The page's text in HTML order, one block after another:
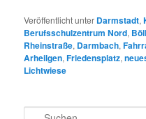
Veröffentlicht unter Darmstadt,
Berufsschulzentrum Nord,
Rheinstraße, Darmbach,
Arheilgen,Friedensplatz,
Lichtwiese